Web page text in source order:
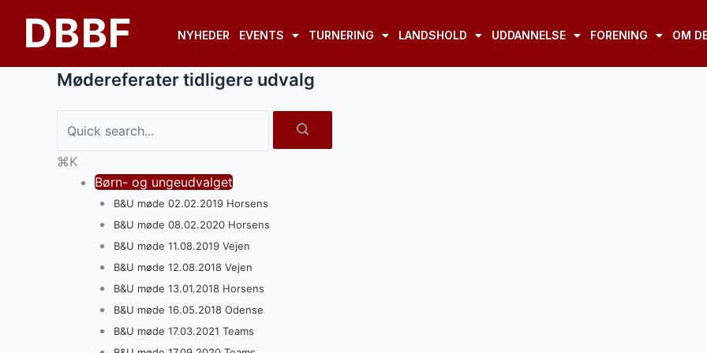
indholdetDBBF NYHEDER EVENTS TURNERING LANDSHOLD UDDANNELSE FORENING OM
Mødereferater tidligere udvalg
⌘K
Børn- og ungeudvalget
B&U møde 02.02.2019 Horsens
B&U møde 08.02.2020 Horsens
B&U møde 11.08.2019 Vejen
B&U møde 12.08.2018 Vejen
B&U møde 13.01.2018 Horsens
B&U møde 16.05.2018 Odense
B&U møde 17.03.2021 Teams
navigation